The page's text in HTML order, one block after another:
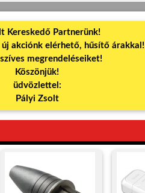
Kereskedő Partnerünk!
akciónk elérhető, hűsítő árakkal!
megrendeléseiket!
Köszönjük!
üdvözlettel:
Pályi Zsolt